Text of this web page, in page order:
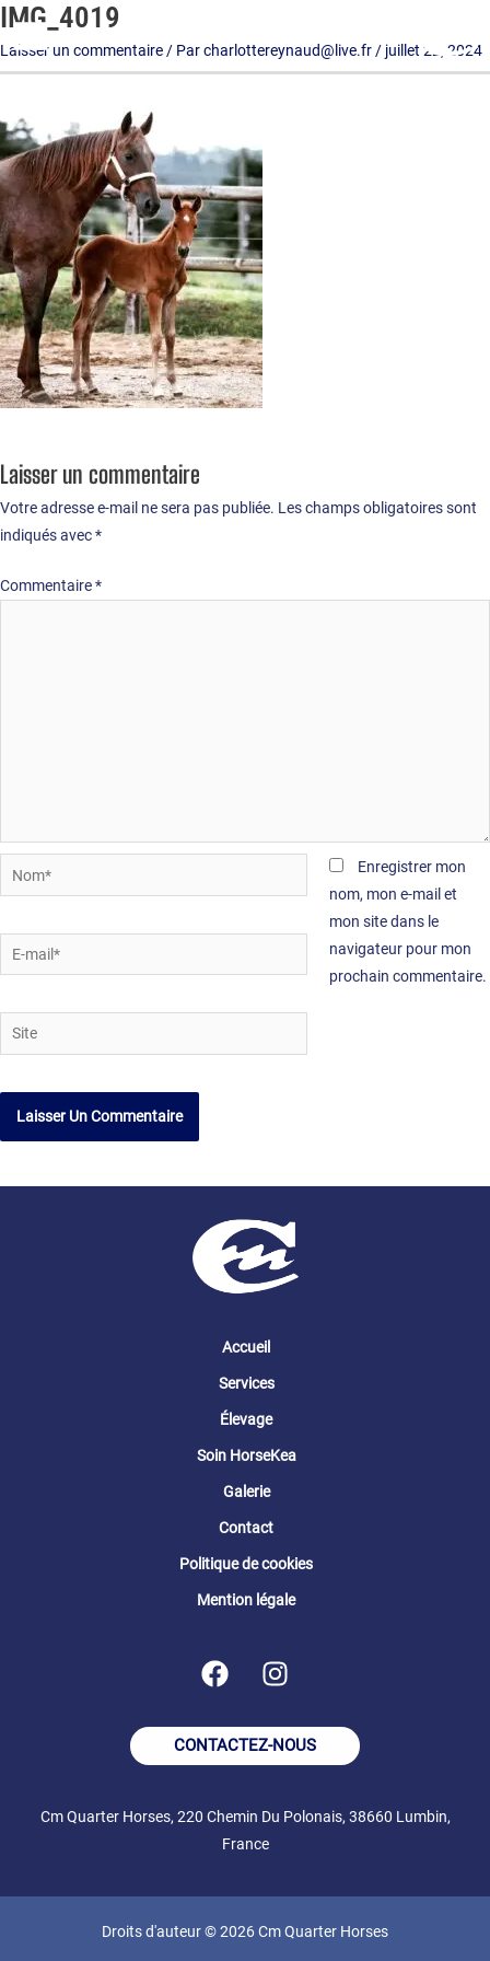
Aller
IMG_4019
Laisser un commentaire/ Parcharlottereynaud@live.fr/ juillet 22, 2024
Laisser un commentaire
Votre adresse e-mail ne sera pas publiée. Les champs obligatoires sont
indiqués avec*
Commentaire*
Nom*
mail*
Site
Enregistrer mon
nom, mon e-mail et
mon site dans le
navigateur pour mon
prochain commentaire.
Accueil
Services
Élevage
Soin HorseKea
Galerie
Contact
Politique de cookies
Mention légale
CONTACTEZ-NOUS
Cm Quarter Horses, 220 Chemin Du Polonais, 38660 Lumbin,
France
Droits d'auteur © 2026 Cm Quarter Horses